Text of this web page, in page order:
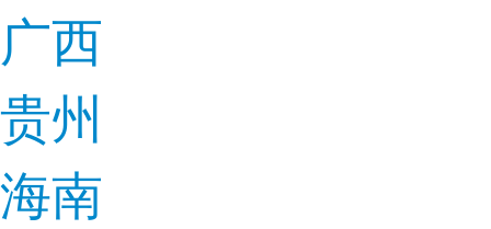
广西
贵州
海南